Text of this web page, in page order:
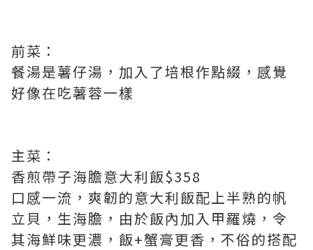
前菜：
餐湯是薯仔湯，加入了培根作點綴，感覺
好像在吃薯蓉一樣
主菜：
香煎帶子海膽意大利飯$358
口感一流，爽韌的意大利飯配上半熟的帆
立貝，生海膽，由於飯內加入甲羅燒，令
其海鮮味更濃，飯+蟹膏更香，不俗的搭配